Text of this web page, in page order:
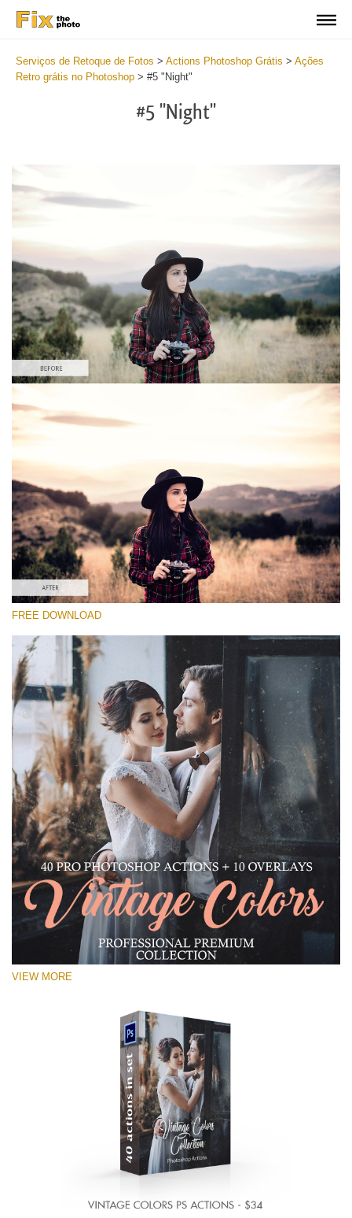
Serviços de Retoque de Fotos > Actions Photoshop Grátis > Ações
Retro grátis no Photoshop > #5 "Night"
#5 "Night"
Por favor selecione
Free PS Retro Action #5
Cinematic Complete
Entire Collection
Download Grátis
FREE DOWNLOAD
VIEW MORE